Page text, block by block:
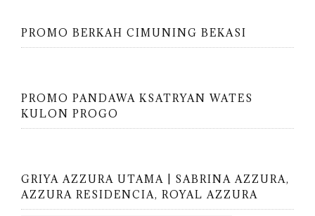
PROMO BERKAH CIMUNING BEKASI
PROMO PANDAWA KSATRYAN WATES
KULON PROGO
GRIYA AZZURA UTAMA | SABRINA AZZURA,
AZZURA RESIDENCIA, ROYAL AZZURA